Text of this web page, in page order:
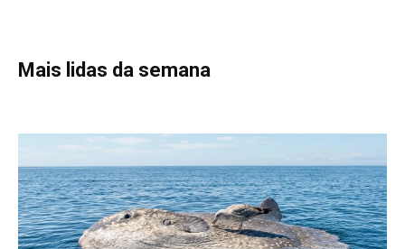
Mais lidas da semana